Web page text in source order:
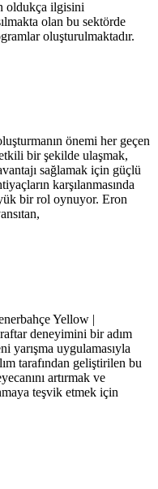
oldukça ilgisini
olan bu sektörde
oluşturulmaktadır.
önemi her geçen
bir şekilde ulaşmak,
sağlamak için güçlü
karşılanmasında
bir rol oynuyor. Eron
Yellow |
deneyimini bir adım
yarışma uygulamasıyla
tarafından geliştirilen bu
artırmak ve
teşvik etmek için